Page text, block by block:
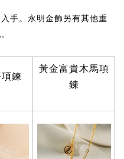
手。永明金飾另有其他重
鍊
黃金富貴木馬項
鍊